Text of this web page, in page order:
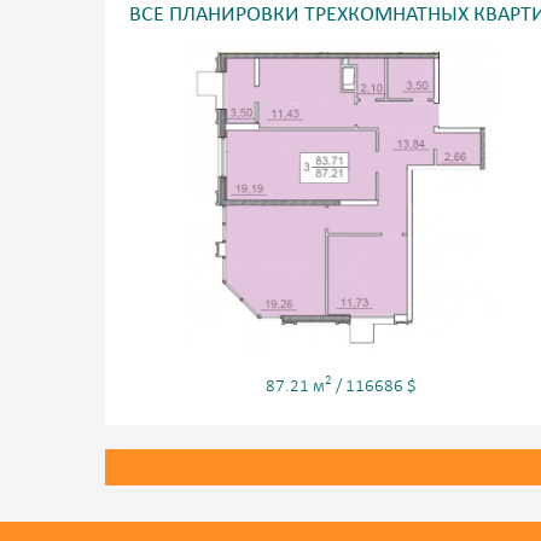
ВСЕ ПЛАНИРОВКИ ТРЕХКОМНАТНЫХ
87.21 м2 / 116686 $